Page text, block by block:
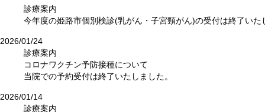
診療案内
今年度の姫路市個別検診(乳がん・子宮頸がん)の受付は終了いた
2026/01/24
診療案内
コロナワクチン予防接種について
当院での予約受付は終了いたしました。
2026/01/14
診療案内